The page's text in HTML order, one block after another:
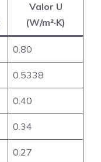
Valor U
(W/m²·K)
0.80
0.5338
0.40
0.34
0.27